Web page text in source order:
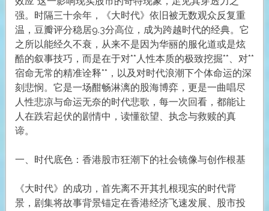
强。时隔三十余年，《大时代》依旧被无数观众反复重
温，豆瓣评分稳居9.3分高位，成为跨越时代的经典。它
之所以能经久不衰，从来不是因为华丽的服化道或是炫
酷的叙事技巧，而是在于对**人性本质的极致挖掘**、对**
宿命无常的精准诠释**，以及对时代浪潮下个体命运的深
刻悲悯。它是一场酣畅淋漓的股海博弈，更是一曲唱尽
人性悲凉与命运无奈的时代悲歌，每一次回看，都能让
人在跌宕起伏的剧情中，读懂欲望、执念与救赎的真
谛。
一、时代底色：香港股市狂潮下的社会镜像与创作根基
《大时代》的成功，首先离不开其扎根现实的时代背
景，剧集将故事背景锚定在香港经济飞速发展、股市投